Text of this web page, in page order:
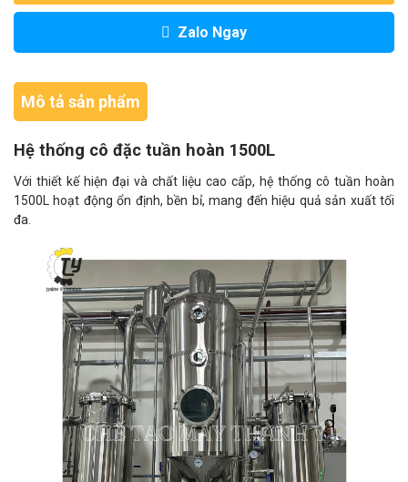
Zalo Ngay
Mô tả sản phẩm
Hệ thống cô đặc tuần hoàn 1500L
Với thiết kế hiện đại và chất liệu cao cấp, hệ thống cô tuần hoàn
1500L hoạt động ổn định, bền bỉ, mang đến hiệu quả sản xuất tối
đa.